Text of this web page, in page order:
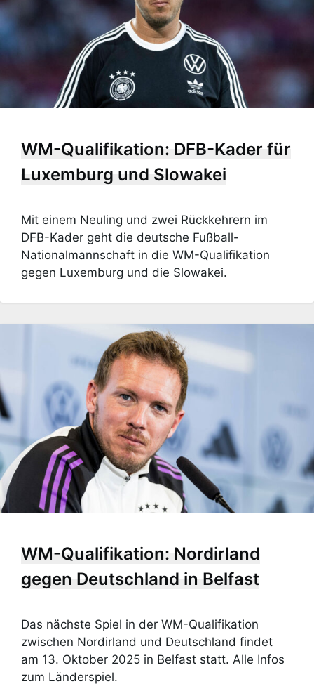
WM-Qualifikation: DFB-Kader für
Luxemburg und Slowakei
Mit einem Neuling und zwei Rückkehrern im
DFB-Kader geht die deutsche Fußball-
Nationalmannschaft in die WM-Qualifikation
gegen Luxemburg und die Slowakei.
WM-Qualifikation: Nordirland
gegen Deutschland in Belfast
Das nächste Spiel in der WM-Qualifikation
zwischen Nordirland und Deutschland findet
am 13. Oktober 2025 in Belfast statt. Alle Infos
zum Länderspiel.